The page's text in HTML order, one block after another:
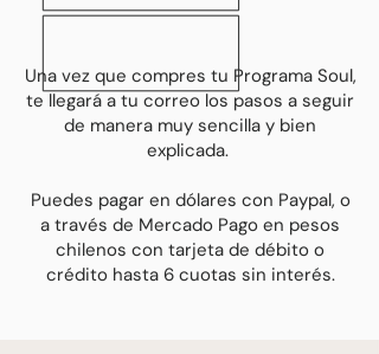
Una vez que compres tu Programa Soul,
te llegará a tu correo los pasos a seguir
de manera muy sencilla y bien
explicada.
Puedes pagar en dólares con Paypal, o
a través de Mercado Pago en pesos
chilenos con tarjeta de débito o
crédito hasta 6 cuotas sin interés.